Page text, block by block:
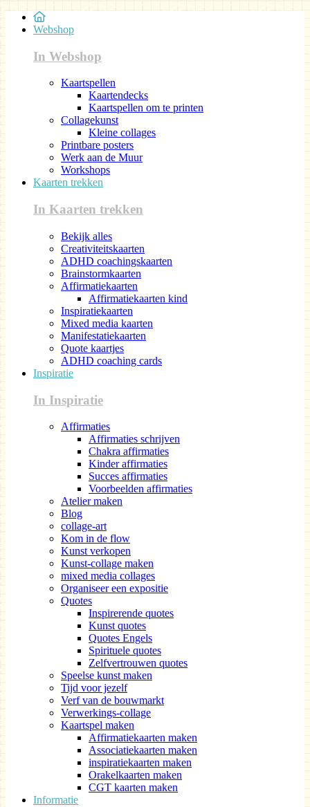
Webshop
In Webshop
Kaartspellen
Kaartendecks
Kaartspellen om te printen
Collagekunst
Kleine collages
Printbare posters
Werk aan de Muur
Workshops
Kaarten trekken
In Kaarten trekken
Bekijk alles
Creativiteitskaarten
ADHD coachingskaarten
Brainstormkaarten
Affirmatiekaarten
Affirmatiekaarten kind
Inspiratiekaarten
Mixed media kaarten
Manifestatiekaarten
Quote kaartjes
ADHD coaching cards
Inspiratie
In Inspiratie
Affirmaties
Affirmaties schrijven
Chakra affirmaties
Kinder affirmaties
Succes affirmaties
Voorbeelden affirmaties
Atelier maken
Blog
collage-art
Kom in de flow
Kunst verkopen
Kunst-collage maken
mixed media collages
Organiseer een expositie
Quotes
Inspirerende quotes
Kunst quotes
Quotes Engels
Spirituele quotes
Zelfvertrouwen quotes
Speelse kunst maken
Tijd voor jezelf
Verf van de bouwmarkt
Verwerkings-collage
Kaartspel maken
Affirmatiekaarten maken
Associatiekaarten maken
inspiratiekaarten maken
Orakelkaarten maken
CGT kaarten maken
Informatie